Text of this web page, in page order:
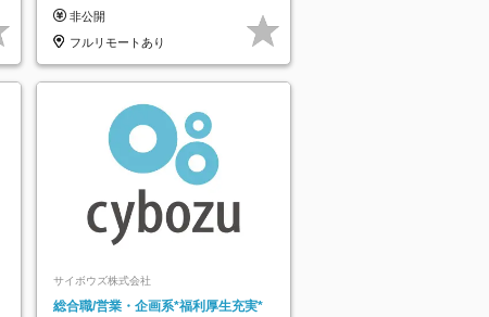
託
非公開
フルリモートあり
サイボウズ株式会社
総合職/営業・企画系*福利厚生充実*